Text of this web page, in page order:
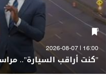
16:00 | 2026-08-07
"كنت أراقب السيارة"..